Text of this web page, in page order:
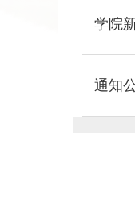
学院
通知